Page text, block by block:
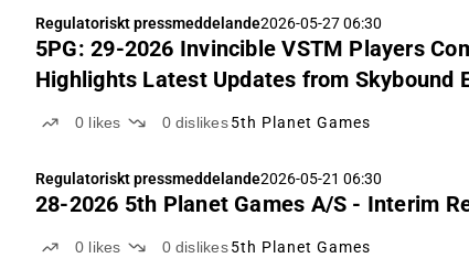
Regulatoriskt pressmeddelande2026-05-27 06:30
5PG: 29-2026 Invincible VSTM Players Compete in
Highlights Latest Updates from Skybound
0 likes 0 dislikes 5th Planet Games
Regulatoriskt pressmeddelande2026-05-21 06:30
28-2026 5th Planet Games A/S - Interim
0 likes 0 dislikes 5th Planet Games